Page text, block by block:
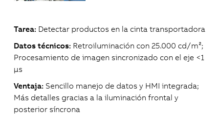
Tarea: Detectar productos en la cinta transportadora
Datos técnicos: Retroiluminación con 25.000 cd/m²;
Procesamiento de imagen sincronizado con el eje <1
μs
Ventaja: Sencillo manejo de datos y HMI integrada;
Más detalles gracias a la iluminación frontal y
posterior síncrona